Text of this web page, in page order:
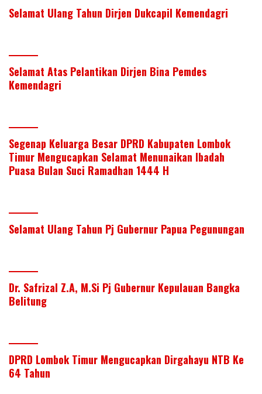
Selamat Ulang Tahun Dirjen Dukcapil Kemendagri
Selamat Atas Pelantikan Dirjen Bina Pemdes
Kemendagri
Segenap Keluarga Besar DPRD Kabupaten Lombok
Timur Mengucapkan Selamat Menunaikan Ibadah
Puasa Bulan Suci Ramadhan 1444 H
Selamat Ulang Tahun Pj Gubernur Papua Pegunungan
Dr. Safrizal Z.A, M.Si Pj Gubernur Kepulauan Bangka
Belitung
DPRD Lombok Timur Mengucapkan Dirgahayu NTB Ke
64 Tahun